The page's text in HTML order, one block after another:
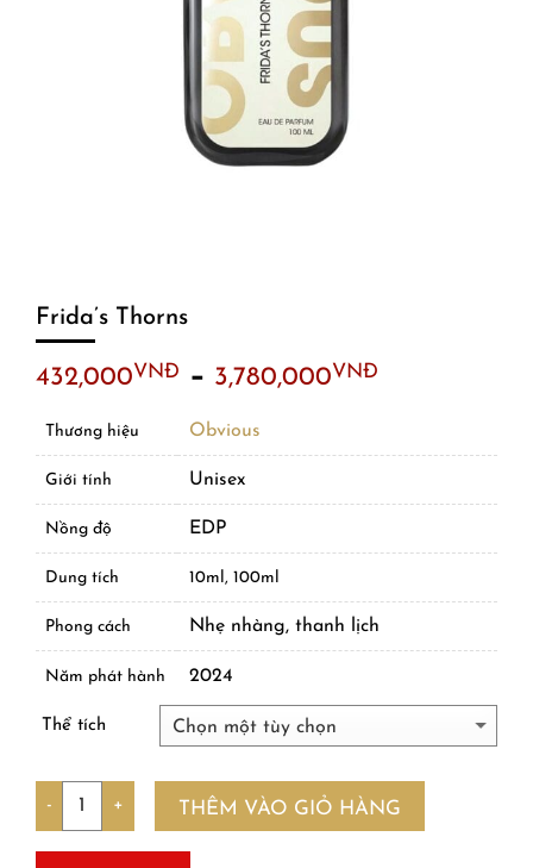
Frida’s Thorns
432,000VNĐ – 3,780,000VNĐ
Thương hiệu Obvious
Giới tính Unisex
Nồng độ EDP
Dung tích 10ml, 100ml
Phong cách Nhẹ nhàng, thanh lịch
Năm phát hành 2024
Thể tích
Số lượng
THÊM VÀO GIỎ HÀNG